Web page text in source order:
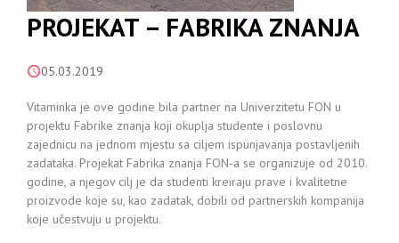
PROJEKAT – FABRIKA ZNANJA
05.03.2019
Vitaminka je ove godine bila partner na Univerzitetu FON u
projektu Fabrike znanja koji okuplja studente i poslovnu
zajednicu na jednom mjestu sa ciljem ispunjavanja postavljenih
zadataka. Projekat Fabrika znanja FON-a se organizuje od 2010.
godine, a njegov cilj je da studenti kreiraju prave i kvalitetne
proizvode koje su, kao zadatak, dobili od partnerskih kompanija
koje učestvuju u projektu.